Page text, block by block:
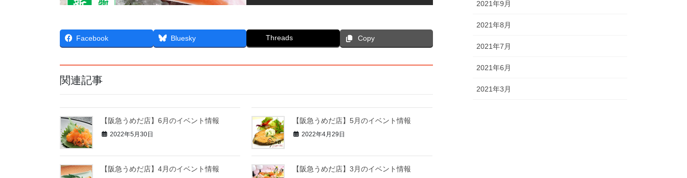
Facebook Bluesky Threads Copy
関連記事
【阪急うめだ店】6月のイベント情報
2022年5月30日
【阪急うめだ店】5月のイベント情報
2022年4月29日
【阪急うめだ店】4月のイベント情報 【阪急うめだ店】3月のイベント情報
2021年9月
2021年8月
2021年7月
2021年6月
2021年3月